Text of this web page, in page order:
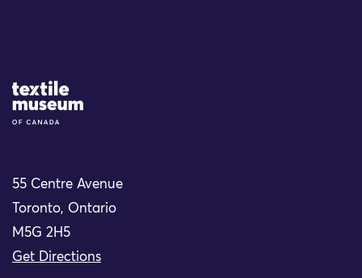
Site Logo
55 Centre Avenue
Toronto, Ontario
M5G 2H5
Get Directions